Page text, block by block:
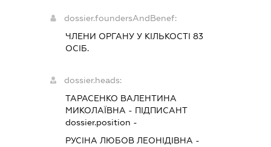
dossier.foundersAndBenef:
ЧЛЕНИ ОРГАНУ У КІЛЬКОСТІ 83
ОСІБ.
dossier.heads:
ТАРАСЕНКО ВАЛЕНТИНА
МИКОЛАЇВНА - ПІДПИСАНТ
dossier.position -
РУСІНА ЛЮБОВ ЛЕОНІДІВНА -